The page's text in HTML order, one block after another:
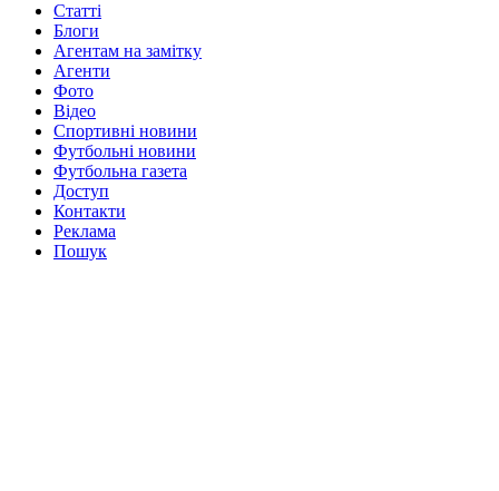
Статті
Блоги
Агентам на замітку
Агенти
Фото
Відео
Спортивні новини
Футбольні новини
Футбольна газета
Доступ
Контакти
Реклама
Пошук